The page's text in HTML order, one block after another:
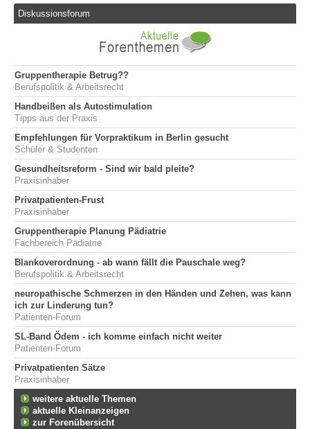
Diskussionsforum
Gruppentherapie Betrug??
Berufspolitik & Arbeitsrecht
Handbeißen als Autostimulation
Tipps aus der Praxis
Empfehlungen für Vorpraktikum in Berlin gesucht
Schüler & Studenten
Gesundheitsreform - Sind wir bald pleite?
Praxisinhaber
Privatpatienten-Frust
Praxisinhaber
Gruppentherapie Planung Pädiatrie
Fachbereich Pädiatrie
Blankoverordnung - ab wann fällt die Pauschale weg?
Berufspolitik & Arbeitsrecht
neuropathische Schmerzen in den Händen und Zehen, was kann
ich zur Linderung tun?
Patienten-Forum
SL-Band Ödem - ich komme einfach nicht weiter
Patienten-Forum
Privatpatienten Sätze
Praxisinhaber
weitere aktuelle Themen
aktuelle Kleinanzeigen
zur Forenübersicht